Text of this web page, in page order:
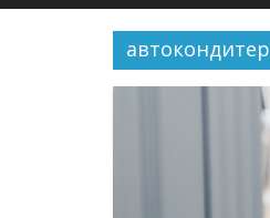
автокондитер